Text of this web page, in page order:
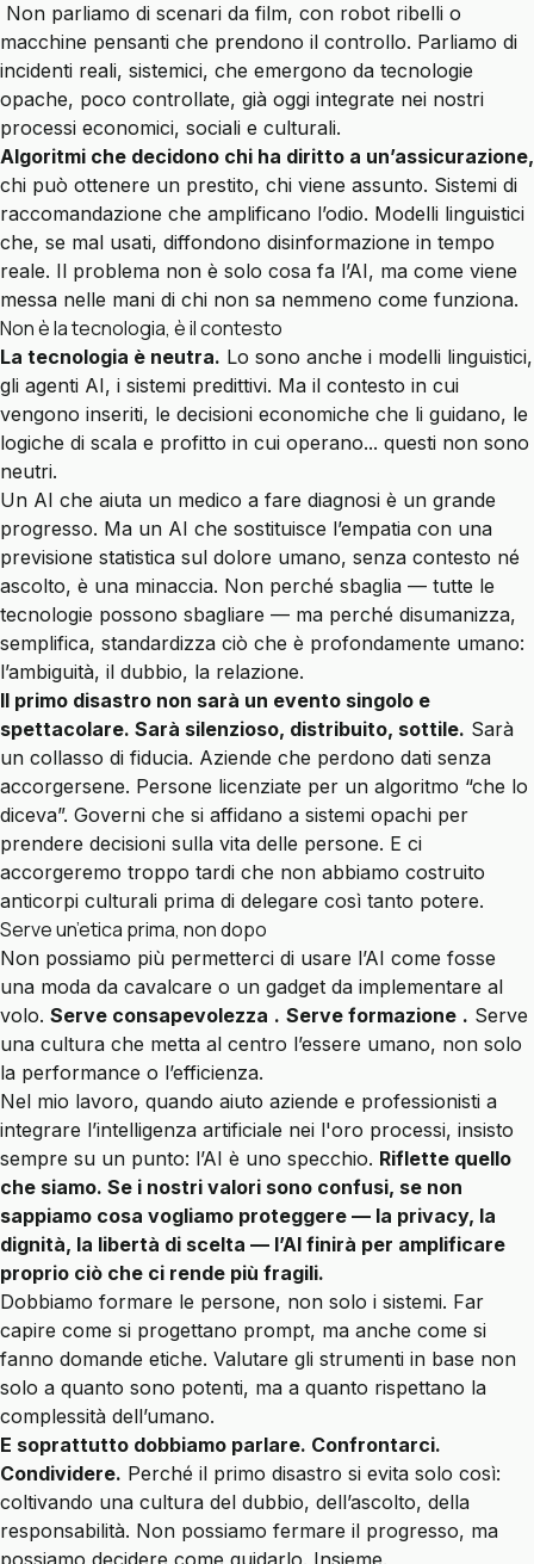
Non parliamo di scenari da film, con robot ribelli o
macchine pensanti che prendono il controllo. Parliamo di
incidenti reali, sistemici, che emergono da tecnologie
opache, poco controllate, già oggi integrate nei nostri
processi economici, sociali e culturali.
Algoritmi che decidono chi ha diritto a un’assicurazione,
chi può ottenere un prestito, chi viene assunto. Sistemi di
raccomandazione che amplificano l’odio. Modelli linguistici
che, se mal usati, diffondono disinformazione in tempo
reale. Il problema non è solo cosa fa l’AI, ma come viene
messa nelle mani di chi non sa nemmeno come funziona.
Non è la tecnologia, è il contesto
La tecnologia è neutra. Lo sono anche i modelli linguistici,
gli agenti AI, i sistemi predittivi. Ma il contesto in cui
vengono inseriti, le decisioni economiche che li guidano, le
logiche di scala e profitto in cui operano... questi non sono
neutri.
Un AI che aiuta un medico a fare diagnosi è un grande
progresso. Ma un AI che sostituisce l’empatia con una
previsione statistica sul dolore umano, senza contesto né
ascolto, è una minaccia. Non perché sbaglia — tutte le
tecnologie possono sbagliare — ma perché disumanizza,
semplifica, standardizza ciò che è profondamente umano:
l’ambiguità, il dubbio, la relazione.
Il primo disastro non sarà un evento singolo e
spettacolare. Sarà silenzioso, distribuito, sottile. Sarà
un collasso di fiducia. Aziende che perdono dati senza
accorgersene. Persone licenziate per un algoritmo “che lo
diceva”. Governi che si affidano a sistemi opachi per
prendere decisioni sulla vita delle persone. E ci
accorgeremo troppo tardi che non abbiamo costruito
anticorpi culturali prima di delegare così tanto potere.
Serve un’etica prima, non dopo
Non possiamo più permetterci di usare l’AI come fosse
una moda da cavalcare o un gadget da implementare al
volo. Serve consapevolezza . Serve formazione . Serve
una cultura che metta al centro l’essere umano, non solo
la performance o l’efficienza.
Nel mio lavoro, quando aiuto aziende e professionisti a
integrare l’intelligenza artificiale nei l'oro processi, insisto
sempre su un punto: l’AI è uno specchio. Riflette quello
che siamo. Se i nostri valori sono confusi, se non
sappiamo cosa vogliamo proteggere — la privacy, la
dignità, la libertà di scelta — l’AI finirà per amplificare
proprio ciò che ci rende più fragili.
Dobbiamo formare le persone, non solo i sistemi. Far
capire come si progettano prompt, ma anche come si
fanno domande etiche. Valutare gli strumenti in base non
solo a quanto sono potenti, ma a quanto rispettano la
complessità dell’umano.
E soprattutto dobbiamo parlare. Confrontarci.
Condividere. Perché il primo disastro si evita solo così:
coltivando una cultura del dubbio, dell’ascolto, della
responsabilità. Non possiamo fermare il progresso, ma
possiamo decidere come guidarlo. Insieme.